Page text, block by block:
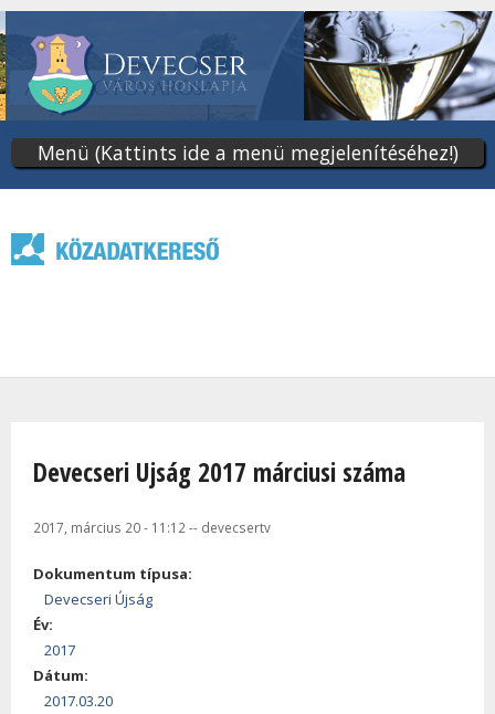
tartalomra
Menü (Kattints ide a menü megjelenítéséhez!)
Devecseri Ujság 2017 márciusi száma
2017, március 20 - 11:12 -- devecsertv
Dokumentum típusa:
Devecseri Újság
Év:
2017
Dátum:
2017.03.20